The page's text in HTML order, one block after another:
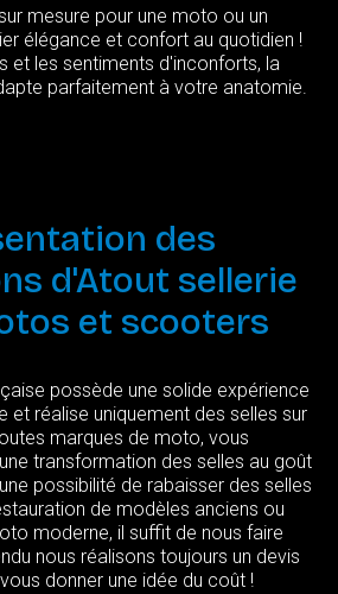
mesure pour une moto ou un
élégance et confort au quotidien !
et les sentiments d'inconforts, la
parfaitement à votre anatomie.
des
d'Atout sellerie
et scooters
possède une solide expérience
et réalise uniquement des selles sur
marques de moto, vous
transformation des selles au goût
possibilité de rabaisser des selles
de modèles anciens ou
moderne, il suffit de nous faire
nous réalisons toujours un devis
donner une idée du coût !